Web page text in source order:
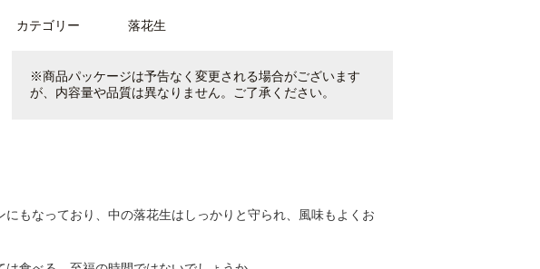
カテゴリー 落花生
※商品パッケージは予告なく変更される場合がございます
が、内容量や品質は異なりません。ご了承ください。
もなっており、中の落花生はしっかりと守られ、風味もよくお